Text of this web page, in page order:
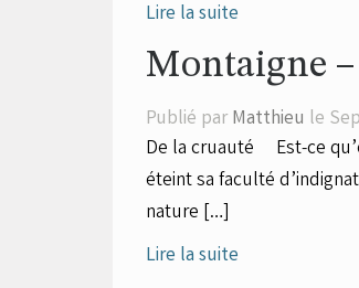
Lire la suite
Montaigne
Publié par Matthieu le
De la cruauté Est-ce
éteint sa faculté
nature […]
Lire la suite